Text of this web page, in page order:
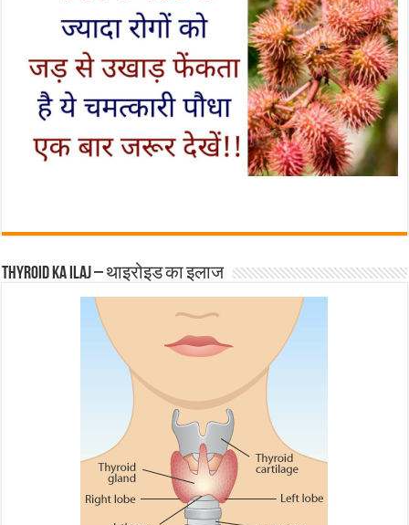
Thyroid ka ilaj – थाइरोइड का इलाज